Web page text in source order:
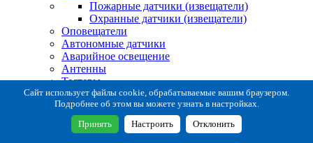
Пожарные датчики (извещатели)
Охранные датчики (извещатели)
Оповещатели
Автономные датчики
Аварийное освещение
Антенны
Тестеры
Система сбора извещений
Расходные и монтажные материалы
Коробки коммутационные
Кронштейны для извещателей
Сайт использует файлы cookie, обрабатываемые вашим браузером.
Подробнее об этом вы можете узнать в настройках.
Принять Настроить Отклонить